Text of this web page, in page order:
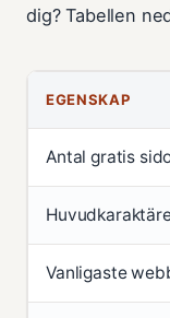
dig? Tabellen
EGENSKAP
Antal gratis
Vanligaste